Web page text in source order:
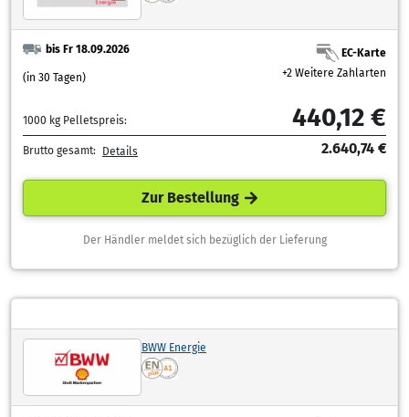
bis Fr 18.09.2026
(in 30 Tagen)
EC-Karte
+2 Weitere Zahlarten
1000 kg Pelletspreis: 440,12 €
Brutto gesamt: Details 2.640,74 €
Zur Bestellung
Der Händler meldet sich bezüglich der Lieferung
BWW Energie